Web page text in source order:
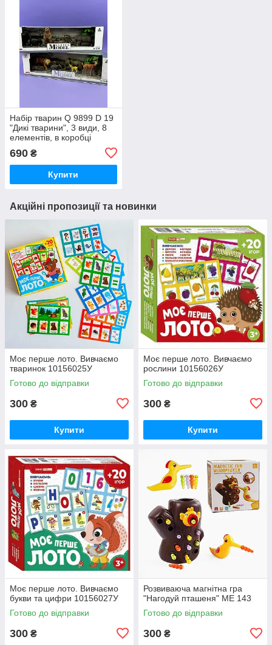
Набір тварин Q 9899 D 19
"Дикі тварини", 3 види, 8
елементів, в коробці
690 ₴
Купити
Акційні пропозиції та новинки
Моє перше лото. Вивчаємо
тваринок 10156025У
Готово до відправки
300 ₴
Купити
Моє перше лото. Вивчаємо
рослини 10156026У
Готово до відправки
300 ₴
Купити
Моє перше лото. Вивчаємо
букви та цифри 10156027У
Готово до відправки
300 ₴
Розвиваюча магнітна гра
"Нагодуй пташеня" ME 143
Готово до відправки
300 ₴